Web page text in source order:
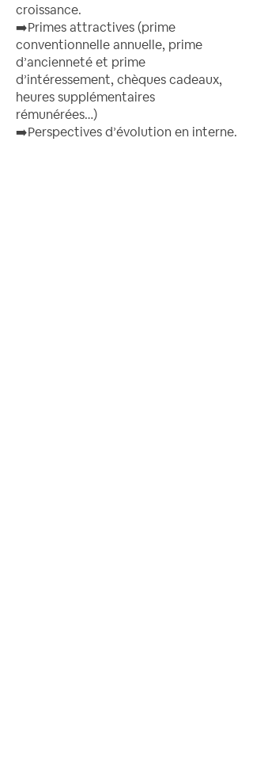
croissance.
➡️​Primes attractives (prime
conventionnelle annuelle, prime
d’ancienneté et prime
d’intéressement, chèques cadeaux,
heures supplémentaires
rémunérées…)
➡️​Perspectives d’évolution en interne.